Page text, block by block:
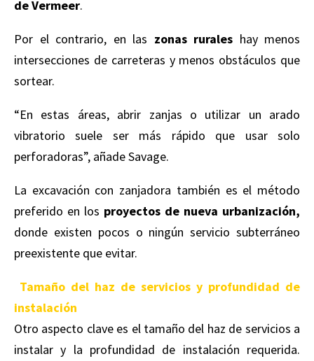
de Vermeer.
Por el contrario, en las zonas rurales hay menos
intersecciones de carreteras y menos obstáculos que
sortear.
“En estas áreas, abrir zanjas o utilizar un arado
vibratorio suele ser más rápido que usar solo
perforadoras”, añade Savage.
La excavación con zanjadora también es el método
preferido en los proyectos de nueva urbanización,
donde existen pocos o ningún servicio subterráneo
preexistente que evitar.
Tamaño del haz de servicios y profundidad de
instalación
Otro aspecto clave es el tamaño del haz de servicios a
instalar y la profundidad de instalación requerida.